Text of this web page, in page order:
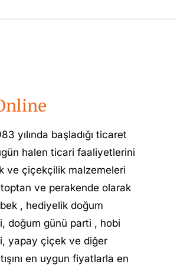
yılında başladığı ticaret
halen ticari faaliyetlerini
ve çiçekçilik malzemeleri
ve perakende olarak
, hediyelik doğum
doğum günü parti , hobi
yapay çiçek ve diğer
en uygun fiyatlarla en